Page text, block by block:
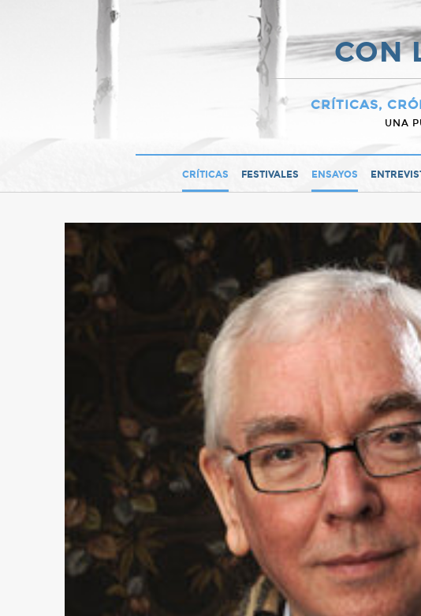
CON
CRÍTICAS,
UNA
CRÍTICAS FESTIVALES ENSAYOS